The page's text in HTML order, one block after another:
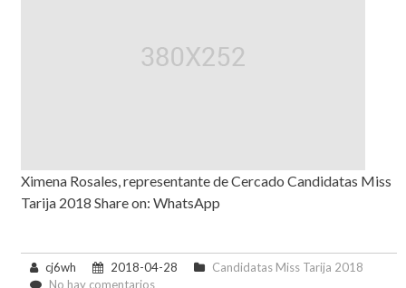
Ximena Rosales, representante de Cercado Candidatas Miss
Tarija 2018 Share on: WhatsApp
cj6wh 2018-04-28
Candidatas Miss Tarija 2018
No hay comentariosen